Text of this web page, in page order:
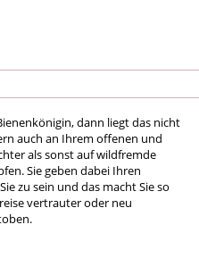
dann liegt das nicht
auch an Ihrem offenen und
als sonst auf wildfremde
Sie geben dabei Ihren
zu sein und das macht Sie so
vertrauter oder neu